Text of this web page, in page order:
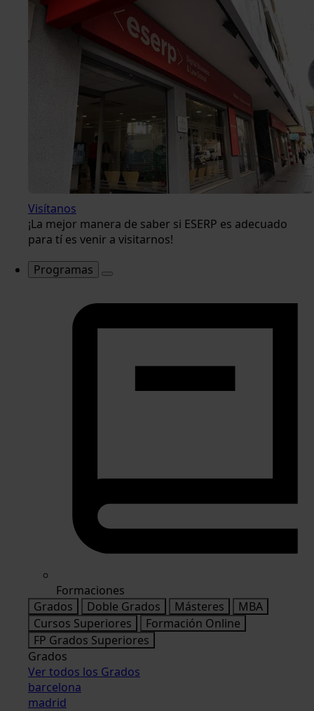
Visítanos
¡La mejor manera de saber si ESERP es adecuado
para tí es venir a visitarnos!
Programas
Formaciones
Grados
Doble Grados Másteres
MBA
Cursos Superiores
Formación Online
FP Grados Superiores
Grados
Ver todos los Grados
barcelona
madrid